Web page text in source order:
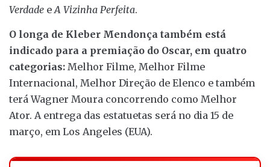
Verdade e A Vizinha Perfeita.
O longa de Kleber Mendonça também está
indicado para a premiação do Oscar, em quatro
categorias: Melhor Filme, Melhor Filme
Internacional, Melhor Direção de Elenco e também
terá Wagner Moura concorrendo como Melhor
Ator. A entrega das estatuetas será no dia 15 de
março, em Los Angeles (EUA).